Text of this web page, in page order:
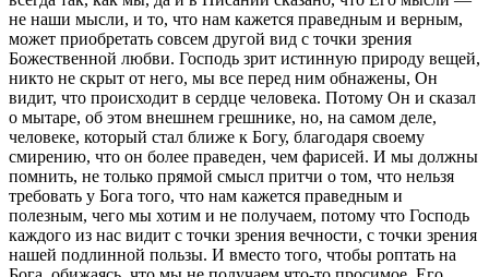
не наши мысли, и то, что нам кажется праведным и верным,
может приобретать совсем другой вид с точки зрения
Божественной любви. Господь зрит истинную природу вещей,
никто не скрыт от него, мы все перед ним обнажены, Он
видит, что происходит в сердце человека. Потому Он и сказал
о мытаре, об этом внешнем грешнике, но, на самом деле,
человеке, который стал ближе к Богу, благодаря своему
смирению, что он более праведен, чем фарисей. И мы должны
помнить, не только прямой смысл притчи о том, что нельзя
требовать у Бога того, что нам кажется праведным и
полезным, чего мы хотим и не получаем, потому что Господь
каждого из нас видит с точки зрения вечности, с точки зрения
нашей подлинной пользы. И вместо того, чтобы роптать на